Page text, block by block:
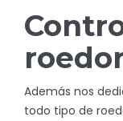
Además nos
todo tipo de